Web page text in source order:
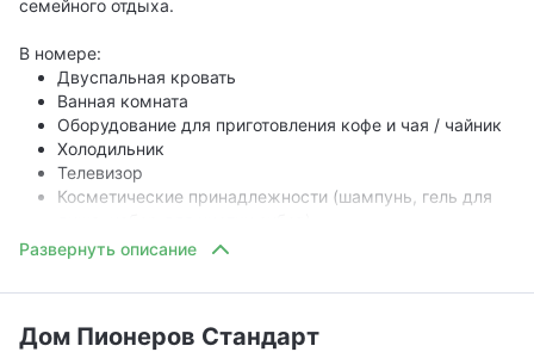
семейного отдыха.
В номере:
Двуспальная кровать
Ванная комната
Оборудование для приготовления кофе и чая / чайник
Холодильник
Телевизор
Косметические принадлежности (шампунь, гель для
Тапочки
Дом Пионеров Стандарт